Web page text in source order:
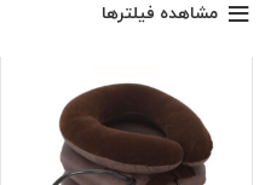
مشاهده فیلترها